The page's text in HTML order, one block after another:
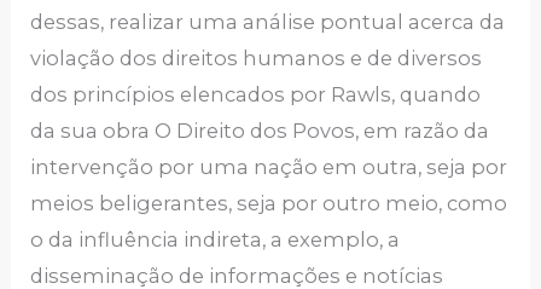
dessas, realizar uma análise pontual acerca da
violação dos direitos humanos e de diversos
dos princípios elencados por Rawls, quando
da sua obra O Direito dos Povos, em razão da
intervenção por uma nação em outra, seja por
meios beligerantes, seja por outro meio, como
o da influência indireta, a exemplo, a
disseminação de informações e notícias